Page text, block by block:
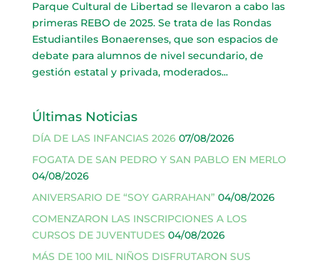
Parque Cultural de Libertad se llevaron a cabo las
primeras REBO de 2025. Se trata de las Rondas
Estudiantiles Bonaerenses, que son espacios de
debate para alumnos de nivel secundario, de
gestión estatal y privada, moderados...
Últimas Noticias
DÍA DE LAS INFANCIAS 2026 07/08/2026
FOGATA DE SAN PEDRO Y SAN PABLO EN MERLO
04/08/2026
ANIVERSARIO DE “SOY GARRAHAN” 04/08/2026
COMENZARON LAS INSCRIPCIONES A LOS
CURSOS DE JUVENTUDES 04/08/2026
MÁS DE 100 MIL NIÑOS DISFRUTARON SUS